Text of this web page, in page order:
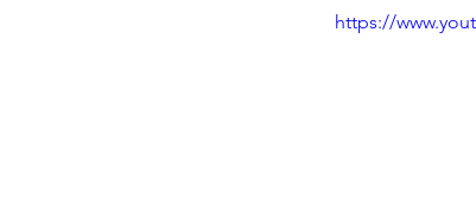
https://